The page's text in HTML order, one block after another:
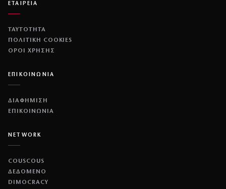
ΕΤΑΙΡΕΙΑ
ΤΑΥΤΟΤΗΤΑ
ΠΟΛΙΤΙΚΉ COOKIES
ΌΡΟΙ ΧΡΉΣΗΣ
ΕΠΙΚΟΙΝΩΝΙΑ
ΔΙΑΦΗΜΙΣΗ
ΕΠΙΚΟΙΝΩΝΙΑ
NETWORK
COUSCOUS
ΔΕΔΟΜΕΝΟ
DIMOCRACY